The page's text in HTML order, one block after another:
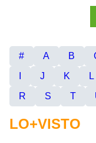
# A B
J K L
R
S T
LO+VISTO